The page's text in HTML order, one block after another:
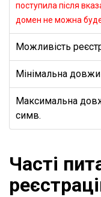
поступила після
домен не можна
Можливість
Мінімальна
Максимальна
симв.
Часті